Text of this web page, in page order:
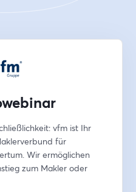
vfm ist Ihr
für
Wir ermöglichen
zum Makler oder